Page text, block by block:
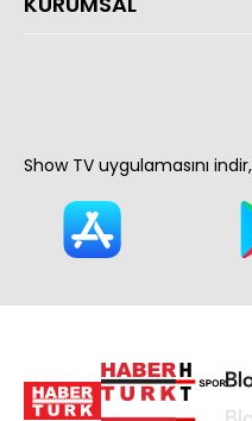
Show TV uygulamasını